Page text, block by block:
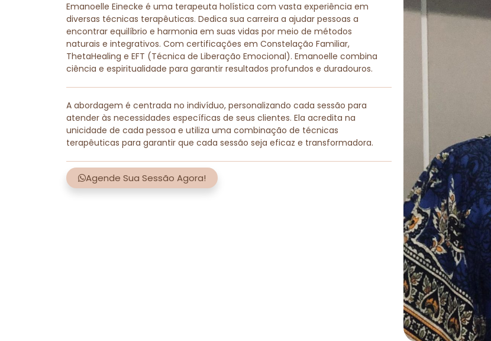
Emanoelle Einecke é uma terapeuta holística com vasta experiência em
diversas técnicas terapêuticas. Dedica sua carreira a ajudar pessoas a
encontrar equilíbrio e harmonia em suas vidas por meio de métodos
naturais e integrativos. Com certificações em Constelação Familiar,
ThetaHealing e EFT (Técnica de Liberação Emocional). Emanoelle combina
ciência e espiritualidade para garantir resultados profundos e duradouros.
A abordagem é centrada no indivíduo, personalizando cada sessão para
atender às necessidades específicas de seus clientes. Ela acredita na
unicidade de cada pessoa e utiliza uma combinação de técnicas
terapêuticas para garantir que cada sessão seja eficaz e transformadora.
Agende Sua Sessão Agora!